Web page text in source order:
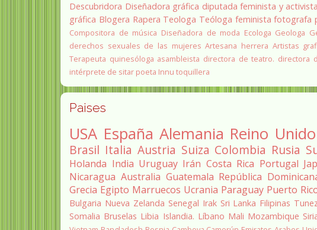
Descubridora Diseñadora gráfica diputada feminista y
gráfica Blogera Rapera Teologa Teóloga feminista fotografa
Compositora de música Diseñadora de moda Ecologa Geologa
derechos sexuales de las mujeres Artesana herrera Artistas
Terapeuta quinesóloga asambleista directora de teatro. directora
intérprete de sitar poeta Innu toquillera
Paises
USA España Alemania Reino Unido
Brasil Italia Austria Suiza Colombia Rusia
Holanda India Uruguay Irán Costa Rica Portugal
Nicaragua Australia Guatemala República
Grecia Egipto Marruecos Ucrania Paraguay Puerto
Bulgaria Nueva Zelanda Senegal Irak Sri Lanka Filipinas
Somalia Bruselas Libia Islandia. Líbano Mali Mozambique